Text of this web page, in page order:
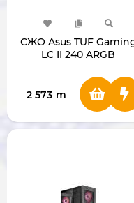
СЖО Asus TUF
LC II 240 ARGB
2 573 m